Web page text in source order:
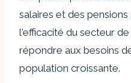
salaires et des
l'efficacité du secteur
répondre aux besoins
population croissante.